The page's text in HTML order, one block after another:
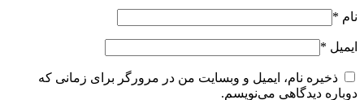
نام *
ایمیل *
ذخیره نام، ایمیل و وبسایت من در مرورگر برای زمانی که
دوباره دیدگاهی می‌نویسم.